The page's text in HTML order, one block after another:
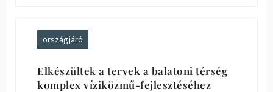
országjáró
Elkészültek a tervek a balatoni térség
komplex víziközmű-fejlesztéséhez